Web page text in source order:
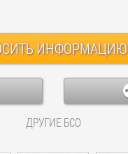
ИНФОРМАЦИЮ
ДРУГИЕ БСО